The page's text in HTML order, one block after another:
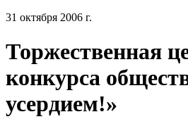
31 октября 2006 г.
Торжественная
конкурса
усердием!»